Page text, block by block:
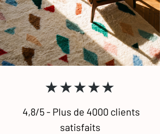
★★★★★
4,8/5 - Plus de 4000 clients
satisfaits